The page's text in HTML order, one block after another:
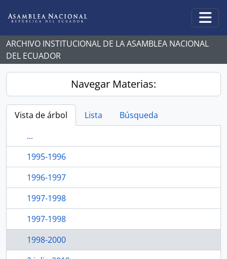
ARCHIVO INSTITUCIONAL DE LA ASAMBLEA NACIONAL
DEL ECUADOR
Navegar Materias:
Vista de árbol Lista
Búsqueda
...
1995-1996
1996-1997
1997-1998
1997-1998
1998-2000